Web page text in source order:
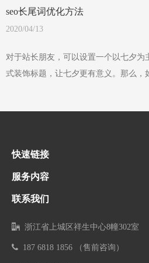
外链是非常重要的，但是由于站长缺乏
种形式的外链相比，论坛外链具有巨大
动，成本低，记录速度快。通过在论坛
seo长尾词优化方法
2020/04/13
对于站长朋友，可以设置一个以七夕为
式装饰标题，让七夕更有意义。那么，
力时，合理地将关键词放入标题中。2
优化师，以便使标题更有吸引力。标题
致，不要欺骗用户，否则用户会反感
快速链接
服务内容
联系我们
 浙江省上城区祥生中心8幢302室
 187 6818 1856 （售前咨询）